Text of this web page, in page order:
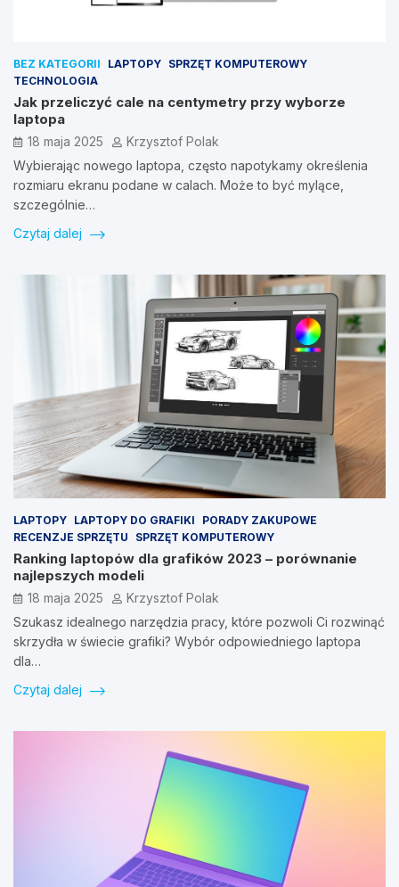
BEZ KATEGORII LAPTOPY SPRZĘT KOMPUTEROWY
TECHNOLOGIA
Jak przeliczyć cale na centymetry przy wyborze
laptopa
18 maja 2025
Krzysztof Polak
Wybierając nowego laptopa, często napotykamy określenia
rozmiaru ekranu podane w calach. Może to być mylące,
szczególnie…
Czytaj dalej
LAPTOPY LAPTOPY DO GRAFIKI
PORADY ZAKUPOWE
RECENZJE SPRZĘTU
SPRZĘT KOMPUTEROWY
Ranking laptopów dla grafików 2023 – porównanie
najlepszych modeli
18 maja 2025
Krzysztof Polak
Szukasz idealnego narzędzia pracy, które pozwoli Ci rozwinąć
skrzydła w świecie grafiki? Wybór odpowiedniego laptopa
dla…
Czytaj dalej